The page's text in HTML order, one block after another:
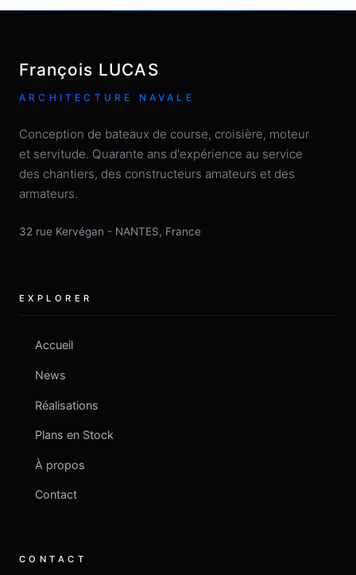
François LUCAS
ARCHITECTURE NAVALE
Conception de bateaux de course, croisière, moteur
et servitude. Quarante ans d'expérience au service
des chantiers, des constructeurs amateurs et des
armateurs.
32 rue Kervégan - NANTES, France
EXPLORER
Accueil
News
Réalisations
Plans en Stock
À propos
Contact
CONTACT